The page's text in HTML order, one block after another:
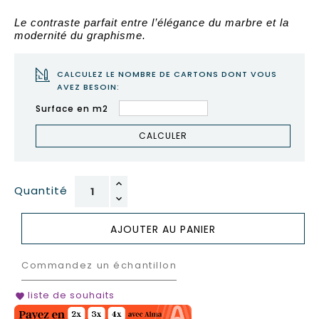
Le contraste parfait entre l’élégance du marbre et la
modernité du graphisme.
CALCULEZ LE NOMBRE DE CARTONS DONT VOUS
AVEZ BESOIN:
Surface en m2
CALCULER
Quantité
AJOUTER AU PANIER
Commandez un échantillon
favorite liste de souhaits